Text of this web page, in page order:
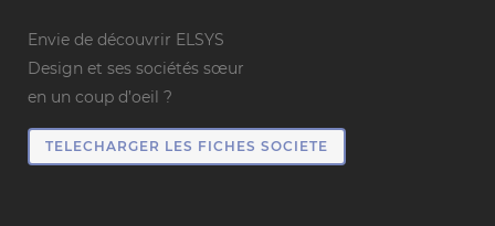
Envie de découvrir ELSYS
Design et ses sociétés sœur
en un coup d’oeil ?
TELECHARGER LES FICHES SOCIETE